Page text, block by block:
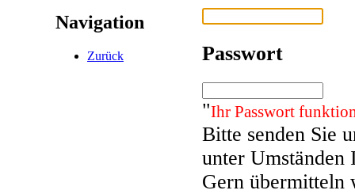
Navigation
Zurück Passwort
"Ihr Passwort
Bitte senden Sie
unter Umständen
Gern übermitteln